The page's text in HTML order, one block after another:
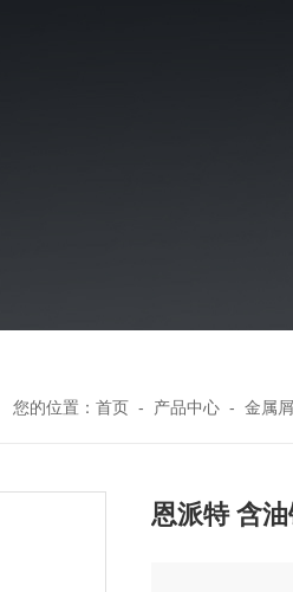
您的位置： 首页 - 产品中心 - 金属
恩派特 含